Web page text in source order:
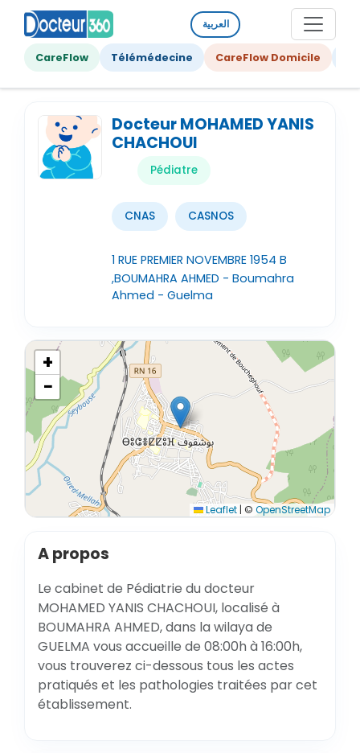
العربية
CareFlow Télémédecine CareFlow Domicile
Docteur MOHAMED YANIS
CHACHOUI
Pédiatre
CNAS CASNOS
1 RUE PREMIER NOVEMBRE 1954 B
,BOUMAHRA AHMED - Boumahra
Ahmed - Guelma
+
−
Leaflet | © OpenStreetMap
A propos
Le cabinet de Pédiatrie du docteur
MOHAMED YANIS CHACHOUI, localisé à
BOUMAHRA AHMED, dans la wilaya de
GUELMA vous accueille de 08:00h à 16:00h,
vous trouverez ci-dessous tous les actes
pratiqués et les pathologies traitées par cet
établissement.